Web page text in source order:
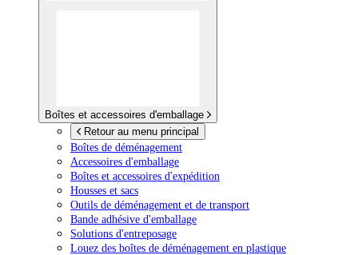
Boîtes et accessoires d'emballage
Retour au menu principal
Boîtes de déménagement
Accessoires d'emballage
Boîtes et accessoires d'expédition
Housses et sacs
Outils de déménagement et de transport
Bande adhésive d'emballage
Solutions d'entreposage
Louez des boîtes de déménagement en plastique